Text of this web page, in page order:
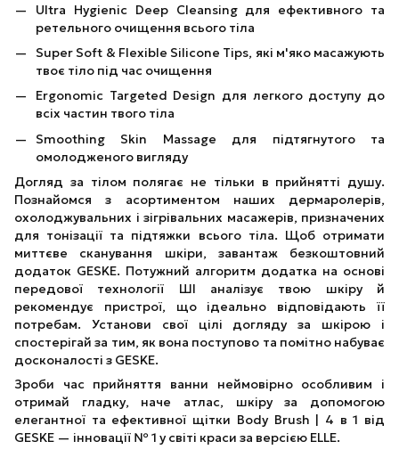
Ultra Hygienic Deep Cleansing для ефективного та
ретельного очищення всього тіла
Super Soft & Flexible Silicone Tips, які м'яко масажують
твоє тіло під час очищення
Ergonomic Targeted Design для легкого доступу до
всіх частин твого тіла
Smoothing Skin Massage для підтягнутого та
омолодженого вигляду
Догляд за тілом полягає не тільки в прийнятті душу.
Познайомся з асортиментом наших дермаролерів,
охолоджувальних і зігрівальних масажерів, призначених
для тонізації та підтяжки всього тіла. Щоб отримати
миттєве сканування шкіри, завантаж безкоштовний
додаток GESKE. Потужний алгоритм додатка на основі
передової технології ШІ аналізує твою шкіру й
рекомендує пристрої, що ідеально відповідають її
потребам. Установи свої цілі догляду за шкірою і
спостерігай за тим, як вона поступово та помітно набуває
досконалості з GESKE.
Зроби час прийняття ванни неймовірно особливим і
отримай гладку, наче атлас, шкіру за допомогою
елегантної та ефективної щітки Body Brush | 4 в 1 від
GESKE — інновації № 1 у світі краси за версією ELLE.